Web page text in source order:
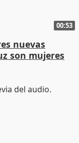
00:53
nuevas
son mujeres